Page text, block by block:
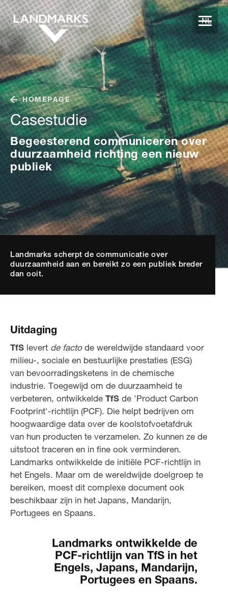
NL
HOMEPAGE
Casestudie
Begeesterend communiceren over
duurzaamheid richting een nieuw
publiek
Landmarks scherpt de communicatie over
duurzaamheid aan en bereikt zo een publiek breder
dan ooit.
Uitdaging
TfS levert de factode wereldwijde standaard voor
milieu-, sociale en bestuurlijke prestaties (ESG)
van bevoorradingsketens in de chemische
industrie. Toegewijd om de duurzaamheid te
verbeteren, ontwikkelde TfS de 'Product Carbon
Footprint'-richtlijn (PCF). Die helpt bedrijven om
hoogwaardige data over de koolstofvoetafdruk
van hun producten te verzamelen. Zo kunnen ze de
uitstoot traceren en in fine ook verminderen.
Landmarks ontwikkelde de initiële PCF-richtlijn in
het Engels. Maar om de wereldwijde doelgroep te
bereiken, moest dit complexe document ook
beschikbaar zijn in het Japans, Mandarijn,
Portugees en Spaans.
Landmarks ontwikkelde de
PCF-richtlijn van TfS in het
Engels, Japans, Mandarijn,
Portugees en Spaans.